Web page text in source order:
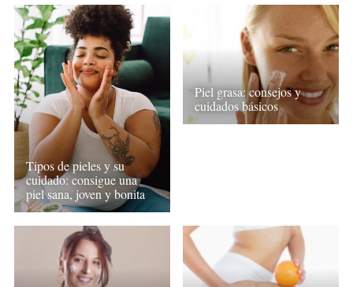
Tipos de pieles y su
cuidado: consigue una
piel sana, joven y bonita
Piel grasa: consejos y
cuidados básicos